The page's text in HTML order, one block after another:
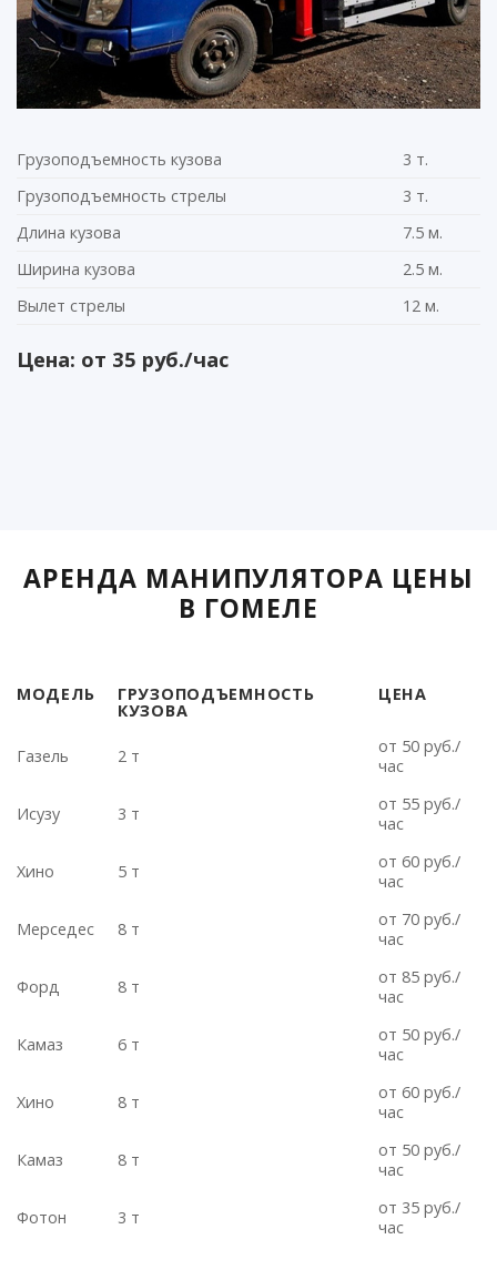
Грузоподъемность кузова
3 т.
Грузоподъемность стрелы
3 т.
Длина кузова
7.5 м.
Ширина кузова
2.5 м.
Вылет стрелы
12 м.
Цена: от 35 руб./час
АРЕНДА МАНИПУЛЯТОРА ЦЕНЫ
В ГОМЕЛЕ
МОДЕЛЬ ГРУЗОПОДЪЕМНОСТЬ
КУЗОВА
ЦЕНА
КУЗОВА
ЦЕНА
Газель
2 т
от 50 руб./
час
Исузу 3 т
от 55 руб./
час
Хино 5 т
от 60 руб./
час
Мерседес 8 т
от 70 руб./
час
Форд 8 т
от 85 руб./
час
Камаз 6 т
от 50 руб./
час
Хино 8 т
от 60 руб./
час
Камаз 8 т
от 50 руб./
час
Фотон 3 т
от 35 руб./
час